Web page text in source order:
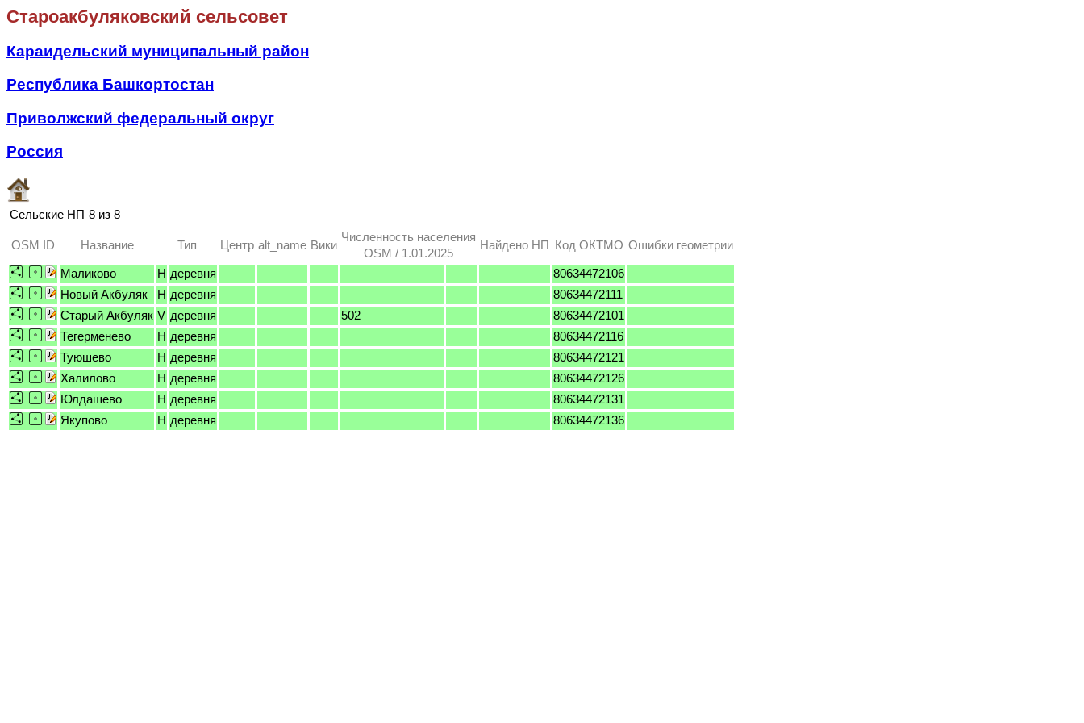
Староакбуляковский сельсовет
Караидельский муниципальный район
Республика Башкортостан
Приволжский федеральный округ
Россия
Сельские НП 8 из 8
OSM ID Название Тип Центр alt_name Вики
Численность населения
OSM / 1.01.2025
Найдено НП Код ОКТМО Ошибки геометрии
Маликово H деревня
80634472106
Новый Акбуляк
H деревня
80634472111
Старый Акбуляк V деревня 502
80634472101
Тегерменево
H деревня
80634472116
Туюшево
H деревня
80634472121
Халилово
H деревня
80634472126
Юлдашево
H деревня
80634472131
Якупово
H деревня 80634472136